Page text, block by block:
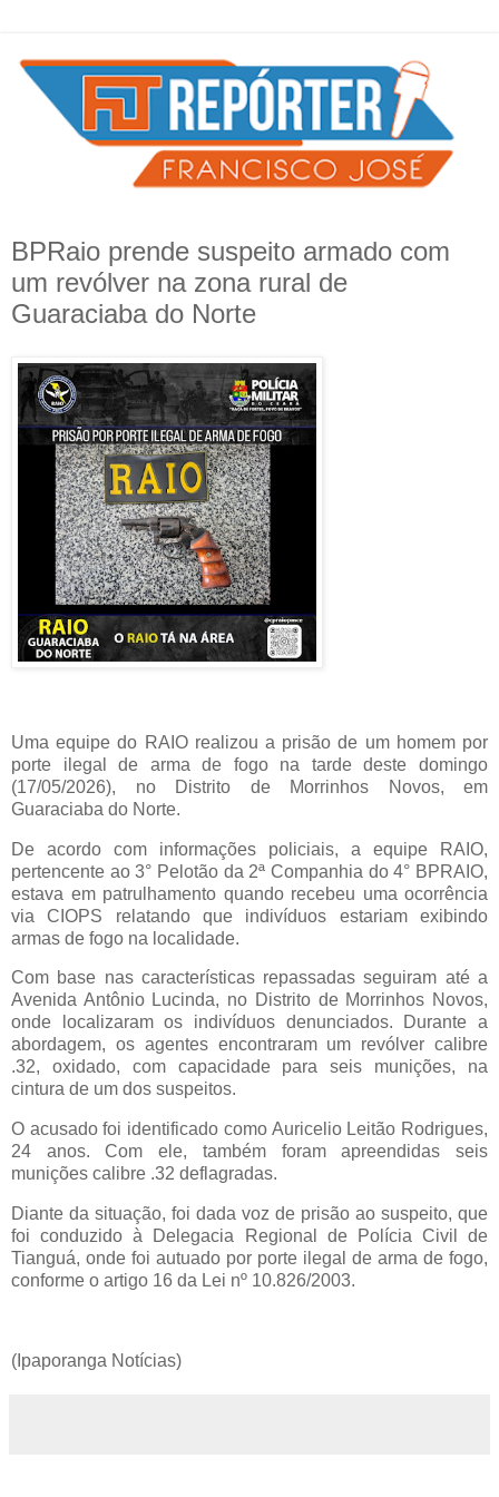
BPRaio prende suspeito armado com
um revólver na zona rural de
Guaraciaba do Norte
Uma equipe do RAIO realizou a prisão de um homem por
porte ilegal de arma de fogo na tarde deste domingo
(17/05/2026), no Distrito de Morrinhos Novos, em
Guaraciaba do Norte.
De acordo com informações policiais, a equipe RAIO,
pertencente ao 3° Pelotão da 2ª Companhia do 4° BPRAIO,
estava em patrulhamento quando recebeu uma ocorrência
via CIOPS relatando que indivíduos estariam exibindo
armas de fogo na localidade.
Com base nas características repassadas seguiram até a
Avenida Antônio Lucinda, no Distrito de Morrinhos Novos,
onde localizaram os indivíduos denunciados. Durante a
abordagem, os agentes encontraram um revólver calibre
.32, oxidado, com capacidade para seis munições, na
cintura de um dos suspeitos.
O acusado foi identificado como Auricelio Leitão Rodrigues,
24 anos. Com ele, também foram apreendidas seis
munições calibre .32 deflagradas.
Diante da situação, foi dada voz de prisão ao suspeito, que
foi conduzido à Delegacia Regional de Polícia Civil de
Tianguá, onde foi autuado por porte ilegal de arma de fogo,
conforme o artigo 16 da Lei nº 10.826/2003.
(Ipaporanga Notícias)